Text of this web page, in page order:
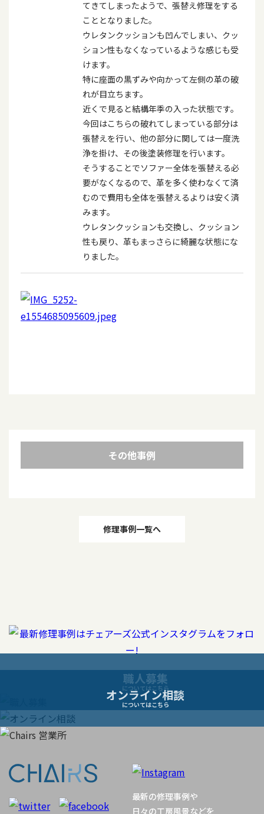
てきてしまったようで、張替え修理をする
こととなりました。
ウレタンクッションも凹んでしまい、クッ
ション性もなくなっているような感じも受
けます。
特に座面の黒ずみや向かって左側の革の破
れが目立ちます。
近くで見ると結構年季の入った状態です。
今回はこちらの破れてしまっている部分は
張替えを行い、他の部分に関しては一度洗
浄を掛け、その後塗装修理を行います。
そうすることでソファー全体を張替える必
要がなくなるので、革を多く使わなくて済
むので費用も全体を張替えるよりは安く済
みます。
ウレタンクッションも交換し、クッション
性も戻り、革もまっさらに綺麗な状態にな
りました。
その他事例
ゲ
ー
シ
ョ
ン
修理事例一覧へ
職人募集
についてはこちら
オンライン相談
についてはこちら
最新の修理事例や
日々の工房風景などを